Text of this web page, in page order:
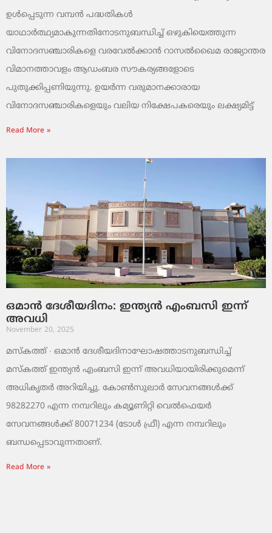
ഉൾപ്പെടുന്ന വമ്പൻ പദ്ധതികൾ
യാഥാർത്ഥ്യമാകുന്നതിനോടനുബന്ധിച്ച് ഒഴുകിയെത്തുന്ന
വിനോദസഞ്ചാരികളെ വരവേൽക്കാൻ റാസൽഖൈമ രാജ്യാന്തര
വിമാനത്താവളം ആഡംബര സൗകര്യങ്ങളോടെ
പുതുക്കിപ്പണിയുന്നു. ഉയർന്ന വരുമാനക്കാരായ
വിനോദസഞ്ചാരികളെയും വലിയ നിക്ഷേപകരെയും ലക്ഷ്യമിട്ട്
Read More »
ഒമാൻ ദേശീയദിനം: ഇന്ത്യൻ എംബസി ഇന്ന്
അവധി
November 20, 2025
മസ്‌കത്ത് ∙ ഒമാൻ ദേശീയദിനാഘോഷത്താടനുബന്ധിച്ച്
മസ്‌കത്ത് ഇന്ത്യൻ എംബസി ഇന്ന് അവധിയായിരിക്കുമെന്ന്
അധികൃതർ അറിയിച്ചു. കോൺസുലാർ സേവനങ്ങൾക്ക്
98282270 എന്ന നമ്പറിലും കമ്യൂണിറ്റി വെൽഫെയർ
സേവനങ്ങൾക്ക് 80071234 (ടോൾ ഫ്രീ) എന്ന നമ്പറിലും
ബന്ധപ്പെടാവുന്നതാണ്.
Read More »